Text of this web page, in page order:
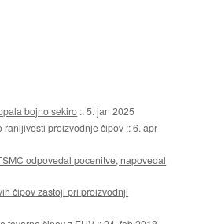
bojno sekiro ::5. jan 2025
ranljivosti proizvodnje čipov ::6. apr
odpovedal pocenitve, napovedal
čipov zastoji pri proizvodnji